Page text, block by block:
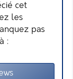
cet
les
pas
: